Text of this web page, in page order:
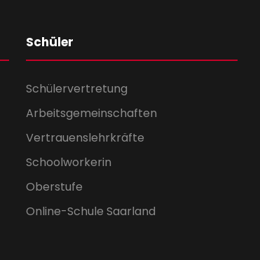
Schüler
Schülervertretung
Arbeitsgemeinschaften
Vertrauenslehrkräfte
Schoolworkerin
Oberstufe
Online-Schule Saarland